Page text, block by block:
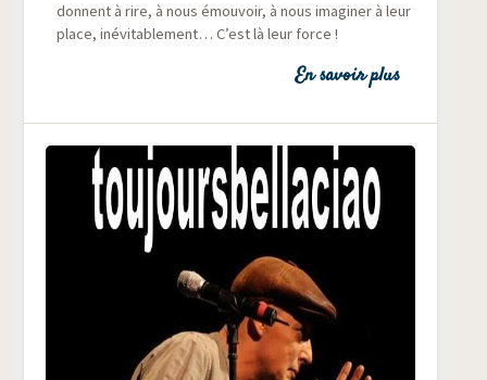
donnent à rire, à nous émou­voir, à nous ima­gi­ner à leur
place, inévi­ta­ble­ment… C’est là leur force !
En savoir plus